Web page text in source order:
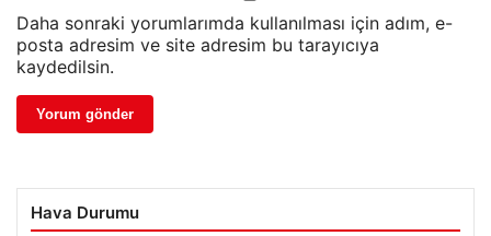
Daha sonraki yorumlarımda kullanılması için adım, e-
posta adresim ve site adresim bu tarayıcıya
kaydedilsin.
Hava Durumu